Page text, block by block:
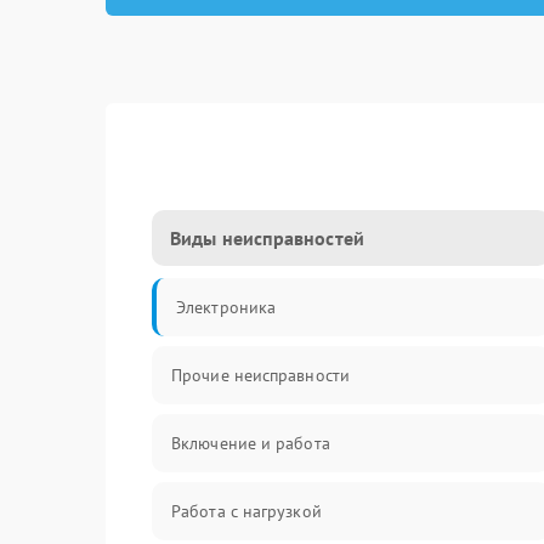
Виды неисправностей
Электроника
Прочие неисправности
Включение и работа
Работа с нагрузкой